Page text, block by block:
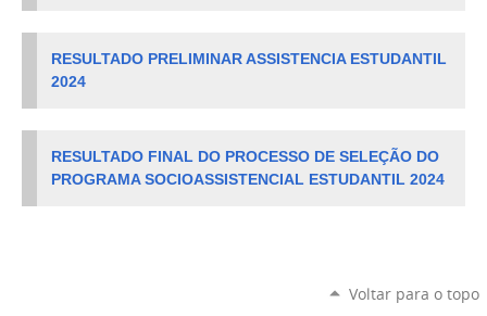
RESULTADO PRELIMINAR ASSISTENCIA ESTUDANTIL
2024
RESULTADO FINAL DO PROCESSO DE SELEÇÃO DO
PROGRAMA SOCIOASSISTENCIAL ESTUDANTIL 2024
Voltar para o topo